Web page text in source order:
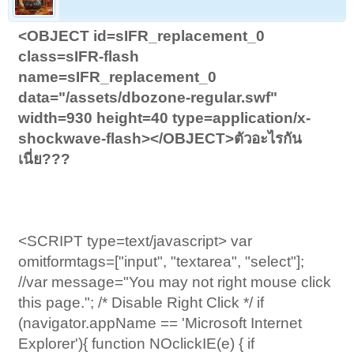
<OBJECT id=sIFR_replacement_0
class=sIFR-flash
name=sIFR_replacement_0
data="/assets/dbozone-regular.swf"
width=930 height=40 type=application/x-
shockwave-flash></OBJECT>ตัวอะไรกัน
เนี่ย???
<SCRIPT type=text/javascript> var
omitformtags=["input", "textarea", "select"];
//var message="You may not right mouse click
this page."; /* Disable Right Click */ if
(navigator.appName == 'Microsoft Internet
Explorer'){ function NOclickIE(e) { if